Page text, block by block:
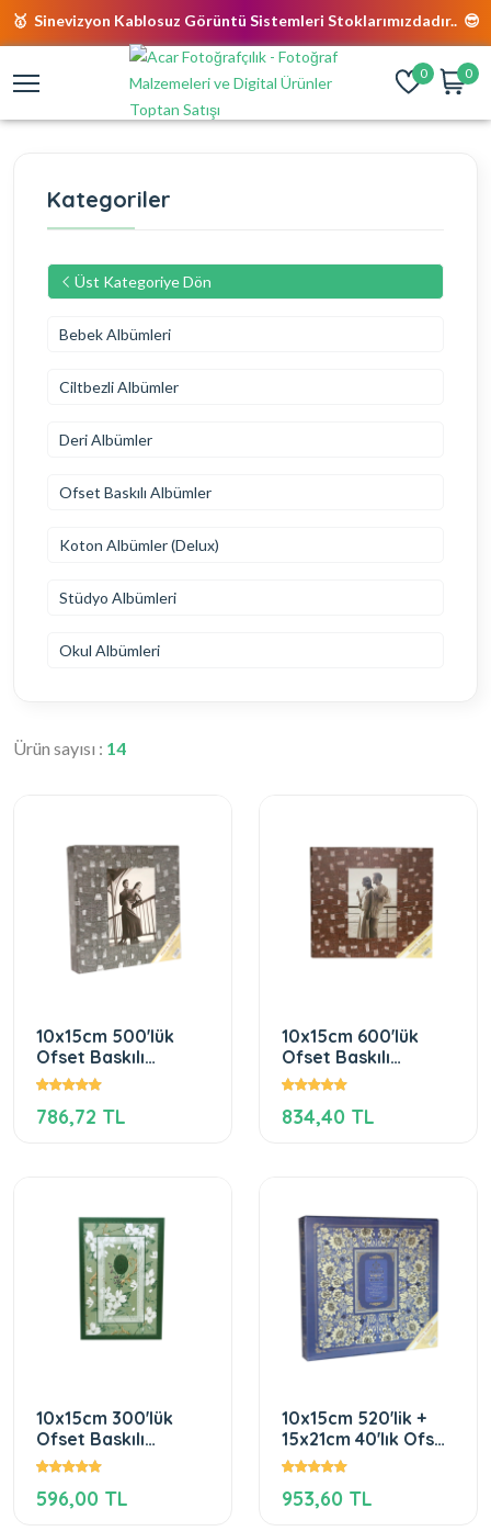
🥇 Sinevizyon Kablosuz Görüntü Sistemleri Stoklarımızdadır.. 😎
0 0
Kategoriler
Üst Kategoriye Dön
Bebek Albümleri
Ciltbezli Albümler
Deri Albümler
Ofset Baskılı Albümler
Koton Albümler (Delux)
Stüdyo Albümleri
Okul Albümleri
Ürün sayısı : 14
10x15cm 500'lük
Ofset Baskılı
Fotoğraf Albümü
786,72 TL
10x15cm 600'lük
Ofset Baskılı
Fotoğraf Albümü
834,40 TL
10x15cm 300'lük
Ofset Baskılı
Fotoğraf Albümü
596,00 TL
10x15cm 520'lik +
15x21cm 40'lık Ofset
Fotoğraf Albümü
953,60 TL